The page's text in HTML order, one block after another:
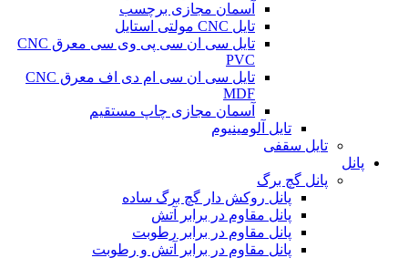
آسمان مجازی برچسب
تایل CNC مولتی استایل
تایل سی ان سی پی وی سی معرق CNC
PVC
تایل سی ان سی ام دی اف معرق CNC
MDF
آسمان مجازی چاپ مستقیم
تایل آلومینیوم
تایل سقفی
پانل
پانل گچ برگ
پانل روکش دار گچ برگ ساده
پانل مقاوم در برابر آتش
پانل مقاوم در برابر رطوبت
پانل مقاوم در برابر آتش و رطوبت